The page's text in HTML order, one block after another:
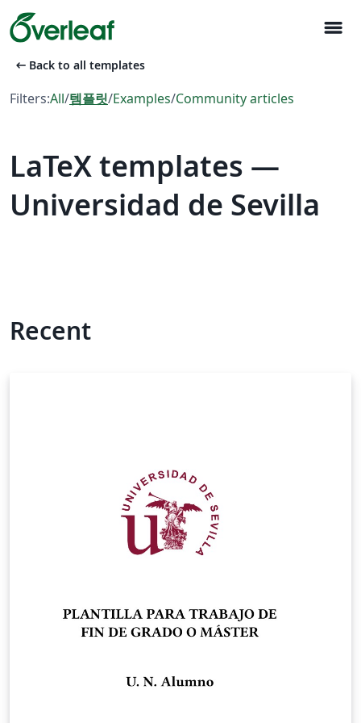
menu
arrow_left_alt Back to all templates
Filters:All/템플릿/Examples/Community articles
LaTeX templates —
Universidad de Sevilla
Recent